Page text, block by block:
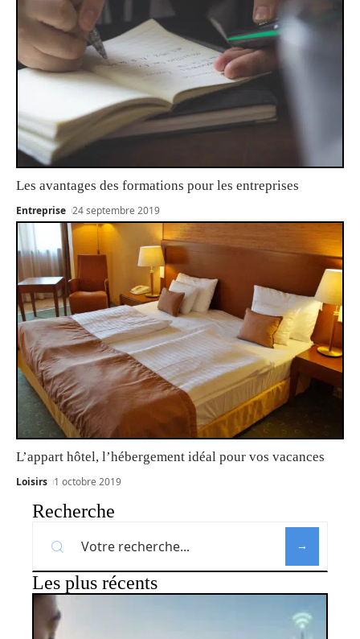
Les avantages des formations pour les entreprises
Entreprise 24 septembre 2019
L’appart hôtel, l’hébergement idéal pour vos vacances
Loisirs 1 octobre 2019
Recherche
Les plus récents